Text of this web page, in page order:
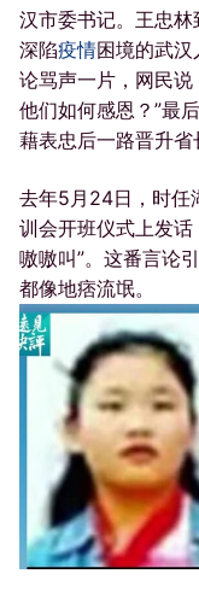
汉市委书记。王忠林
深陷疫情困境的武汉
论骂声一片，网民说
他们如何感恩？”最
藉表忠后一路晋升省
去年5月24日，时任
训会开班仪式上发话
嗷嗷叫”。这番言论
都像地痞流氓。